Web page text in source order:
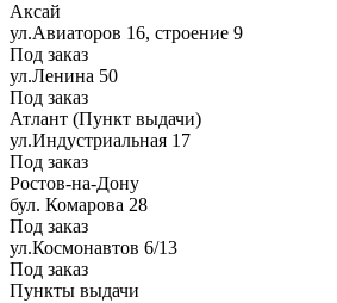
Аксай
ул.Авиаторов 16, строение 9
Под заказ
ул.Ленина 50
Под заказ
Атлант (Пункт выдачи)
ул.Индустриальная 17
Под заказ
Ростов-на-Дону
бул. Комарова 28
Под заказ
ул.Космонавтов 6/13
Под заказ
Пункты выдачи